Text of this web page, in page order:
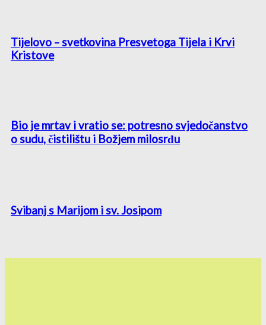
Tijelovo – svetkovina Presvetoga Tijela i Krvi
Kristove
Bio je mrtav i vratio se: potresno svjedočanstvo
o sudu, čistilištu i Božjem milosrđu
Svibanj s Marijom i sv. Josipom